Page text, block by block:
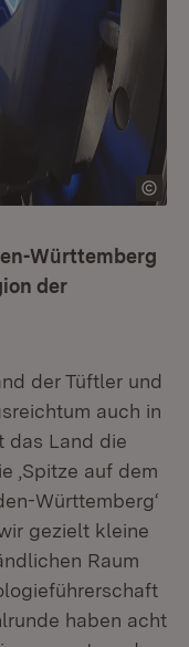
Württemberg
der
der Tüftler und
auch in
das Land die
‚Spitze auf dem
Württemberg‘
gezielt kleine
Raum
haben acht